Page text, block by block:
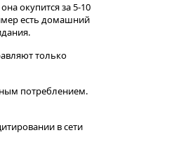
окупится за 5-10
есть домашний
только
потреблением.
в сети